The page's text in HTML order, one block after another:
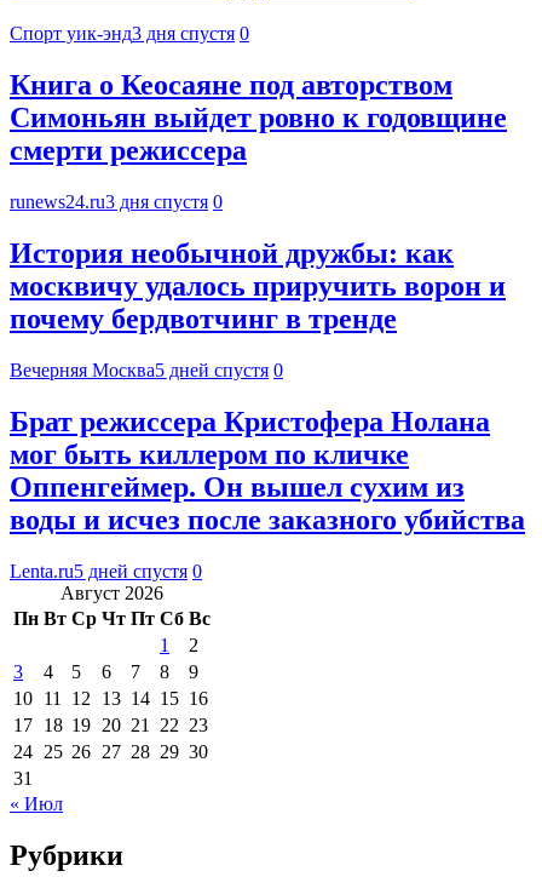
Спорт уик-энд3 дня спустя 0
Книга о Кеосаяне под авторством
Симоньян выйдет ровно к годовщине
смерти режиссера
runews24.ru3 дня спустя 0
История необычной дружбы: как
москвичу удалось приручить ворон и
почему бердвотчинг в тренде
Вечерняя Москва5 дней спустя 0
Брат режиссера Кристофера Нолана
мог быть киллером по кличке
Оппенгеймер. Он вышел сухим из
воды и исчез после заказного убийства
Lenta.ru5 дней спустя 0
Август 2026
Пн Вт Ср Чт Пт Сб Вс
1
2
3
4 5 6 7 8
9
10 11 12 13 14 15 16
17 18 19 20 21 22 23
24 25 26 27 28 29 30
31
« Июл
Рубрики